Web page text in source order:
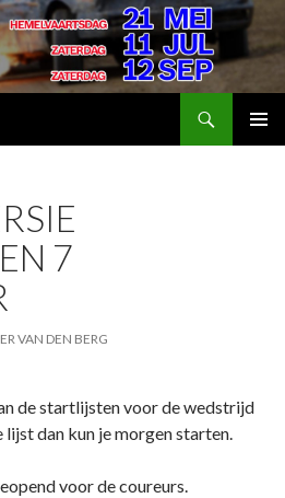
7
VAN DEN BERG
de startlijsten voor de wedstrijd
lijst dan kun je morgen starten.
voor de coureurs.